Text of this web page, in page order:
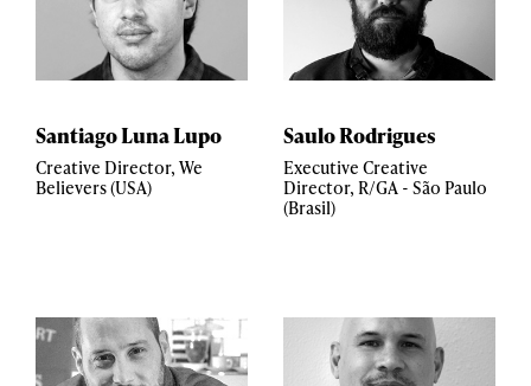
Santiago Luna Lupo
Creative Director, We
Believers (USA)
Saulo Rodrigues
Executive Creative
Director, R/GA - São Paulo
(Brasil)